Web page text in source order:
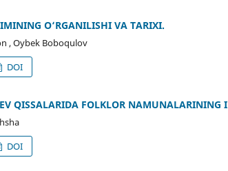
O‘RGANILISHI VA TARIXI.
, Oybek Boboqulov
DOI
QISSALARIDA FOLKLOR NAMUNALARINING
DOI